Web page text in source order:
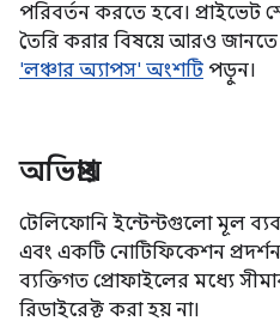
পরিবর্তন করতে হবে। প্রাইভেট
তৈরি করার বিষয়ে আরও জানতে
'লঞ্চার অ্যাপস' অংশটি পড়ুন।
অভিপ্রায়
টেলিফোনি ইন্টেন্টগুলো মূল
এবং একটি নোটিফিকেশন
ব্যক্তিগত প্রোফাইলের মধ্যে
রিডাইরেক্ট করা হয় না।